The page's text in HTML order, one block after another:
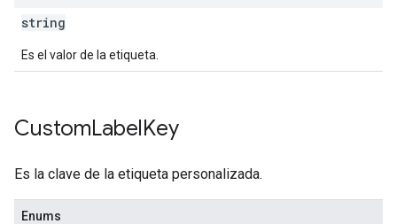
string
Es el valor de la etiqueta.
CustomLabelKey
Es la clave de la etiqueta personalizada.
Enums